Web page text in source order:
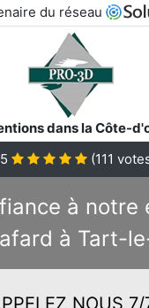
du réseau
dans la Côte-
(111
à notre
à Tart-
NOUS 7/